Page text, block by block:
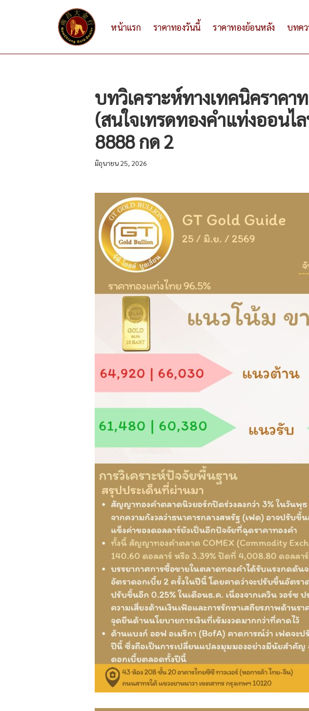
หน้าแรก ราคาทองวันนี้ ราคาทองย้อนหลัง บทค
บทวิเคราะห์ทางเทคนิคราคา
(สนใจเทรดทองคำแท่งออน
8888 กด 2
มิถุนายน 25, 2026